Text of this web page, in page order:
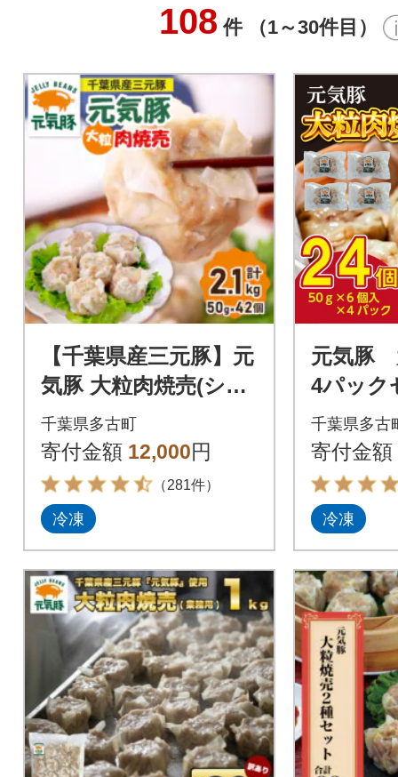
108 件 （1～30件目）
【千葉県産三元豚】元
気豚 大粒肉焼売(シュ
ーマイ)セット 2.1kg
(50g×42個)
千葉県多古町
寄付金額 12,000円
（281件）
冷凍
元気豚
4パック
千葉県多古
寄付金額
冷凍